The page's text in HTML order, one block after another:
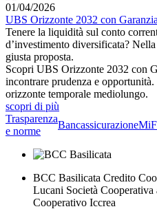
01/04/2026
UBS Orizzonte 2032 con Garanzia
Tenere la liquidità sul conto
d’investimento diversificata?
giusta proposta.
Scopri UBS Orizzonte 2032 con
incontrare prudenza e
orizzonte temporale mediolungo.
scopri di più
Trasparenza
e norme
Bancassicurazione
BCC Basilicata Credito
Lucani Società
Cooperativo Iccrea